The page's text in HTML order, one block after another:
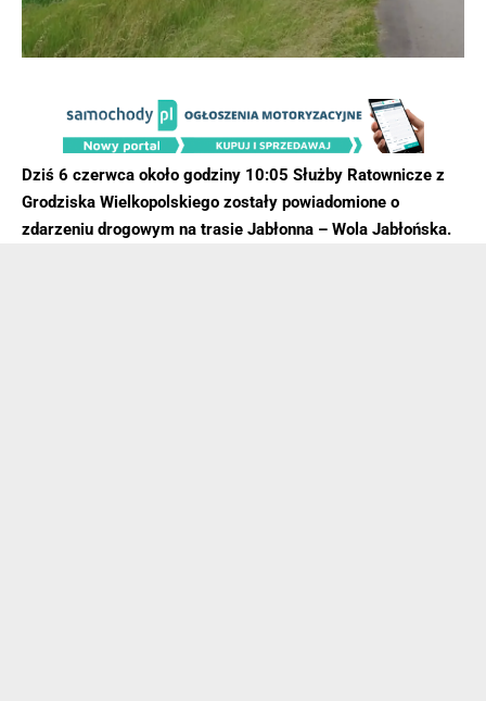
Dziś 6 czerwca około godziny 10:05 Służby Ratownicze z
Grodziska Wielkopolskiego zostały powiadomione o
zdarzeniu drogowym na trasie Jabłonna – Wola Jabłońska.